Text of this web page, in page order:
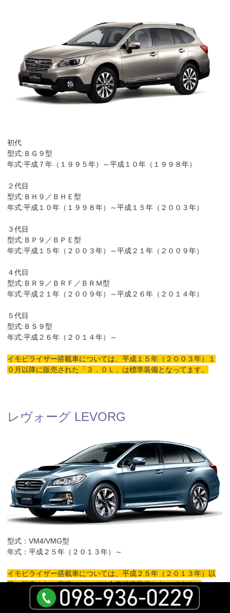
初代
型式:ＢＧ９型
年式:平成７年（１９９５年）～平成１０年（１９９８年）
２代目
型式:ＢＨ９／ＢＨＥ型
年式:平成１０年（１９９８年）～平成１５年（２００３年）
３代目
型式:ＢＰ９／ＢＰＥ型
年式:平成１５年（２００３年）～平成２１年（２００９年）
４代目
型式:ＢＲ９／ＢＲＦ／ＢＲＭ型
年式:平成２１年（２００９年）～平成２６年（２０１４年）
５代目
型式:ＢＳ９型
年式:平成２６年（２０１４年）～
イモビライザー搭載車については、平成１５年（２００３年）１
０月以降に販売された「３．０Ｌ」は標準装備となってます。
レヴォーグ LEVORG
型式：VM4/VMG型
年式：平成２５年（２０１３年）～
イモビライザー搭載車については、平成２５年（２０１３年）以
降に販売された車種については全車標準装備となってます。
このページの先頭へ